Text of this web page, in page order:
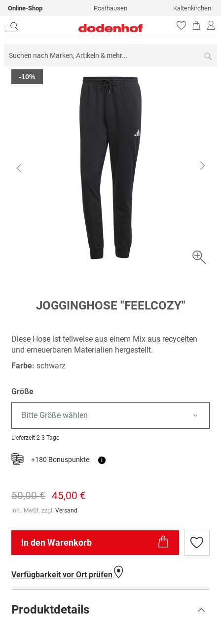
Online-Shop Posthausen Kaltenkirchen
Zum
Ende
-10%
springen
JOGGINGHOSE "FEELCOZY"
Diese Hose ist teilweise aus einem Mix aus recycelten
und erneuerbaren Materialien hergestellt.
Farbe: schwarz
Größe
Bitte Größe wählen
Lieferzeit 2-3 Tage
+180 Bonuspunkte i
50,00 € 45,00 €
inkl. MwSt. zzgl. Versand
In den Warenkorb
Zur
Verfügbarkeit vor Ort prüfen
Produktdetails